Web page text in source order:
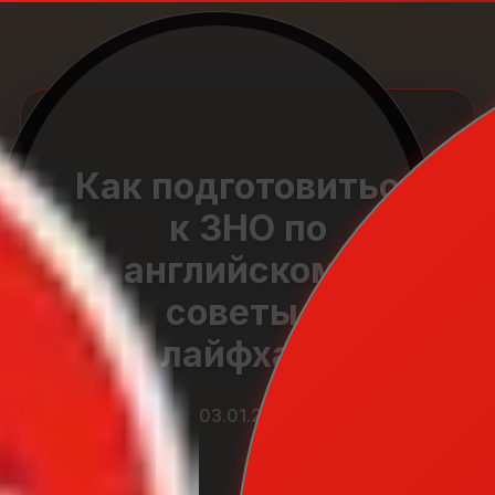
Как подготовиться
к ЗНО по
английскому:
советы и
лайфхаки
03.01.2026